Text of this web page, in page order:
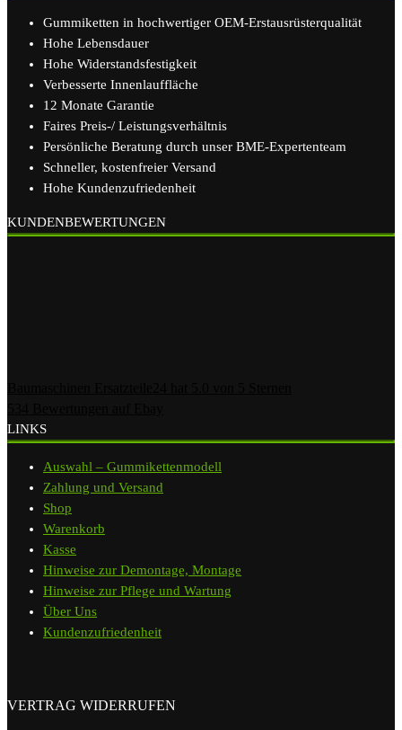
Gummiketten in hochwertiger OEM-Erstausrüsterqualität
Hohe Lebensdauer
Hohe Widerstandsfestigkeit
Verbesserte Innenlauffläche
12 Monate Garantie
Faires Preis-/ Leistungsverhältnis
Persönliche Beratung durch unser BME-Expertenteam
Schneller, kostenfreier Versand
Hohe Kundenzufriedenheit
KUNDENBEWERTUNGEN
LINKS
Auswahl – Gummikettenmodell
Zahlung und Versand
Shop
Warenkorb
Kasse
Hinweise zur Demontage, Montage
Hinweise zur Pflege und Wartung
Über Uns
Kundenzufriedenheit
VERTRAG WIDERRUFEN